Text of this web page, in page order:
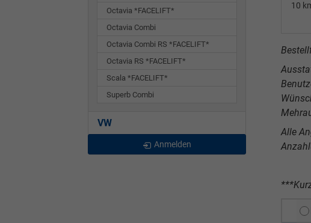
10
Alle
Octavia *FACELIFT*
Octavia Combi
Octavia Combi RS *FACELIFT*
Octavia RS *FACELIFT*
Scala *FACELIFT*
Superb Combi
VW
Anmelden